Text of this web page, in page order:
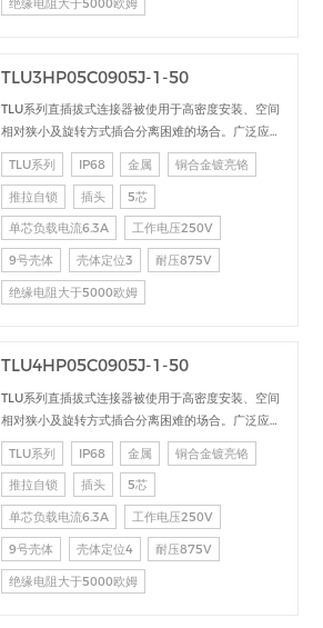
绝缘电阻大于5000欧姆
TLU3HP05C0905J-1-50
TLU系列直插拔式连接器被使用于高密度安装、空间
相对狭小及旋转方式插合分离困难的场合。广泛应用
于电台设备、加固计算机、医疗设备、测试检测设
备、音频视频设备、数据采集、工业控制等场合的交
直流、高速、射频、光纤等的信号连接传输。
TLU系列 IP68 金属 铜合金镀亮铬
推拉自锁 插头 5芯
单芯负载电流6.3A 工作电压250V
9号壳体 壳体定位3 耐压875V
绝缘电阻大于5000欧姆
TLU4HP05C0905J-1-50
TLU系列直插拔式连接器被使用于高密度安装、空间
相对狭小及旋转方式插合分离困难的场合。广泛应用
于电台设备、加固计算机、医疗设备、测试检测设
备、音频视频设备、数据采集、工业控制等场合的交
直流、高速、射频、光纤等的信号连接传输。
TLU系列 IP68 金属 铜合金镀亮铬
推拉自锁 插头 5芯
单芯负载电流6.3A 工作电压250V
9号壳体 壳体定位4 耐压875V
绝缘电阻大于5000欧姆